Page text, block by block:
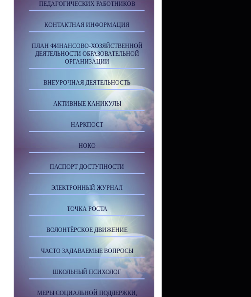
ПЕДАГОГИЧЕСКИХ РАБОТНИКОВ
КОНТАКТНАЯ ИНФОРМАЦИЯ
ПЛАН ФИНАНСОВО-ХОЗЯЙСТВЕННОЙ
ДЕЯТЕЛЬНОСТИ ОБРАЗОВАТЕЛЬНОЙ
ОРГАНИЗАЦИИ
ВНЕУРОЧНАЯ ДЕЯТЕЛЬНОСТЬ
АКТИВНЫЕ КАНИКУЛЫ
НАРКПОСТ
НОКО
ПАСПОРТ ДОСТУПНОСТИ
ЭЛЕКТРОННЫЙ ЖУРНАЛ
ТОЧКА РОСТА
ВОЛОНТЁРСКОЕ ДВИЖЕНИЕ
ЧАСТО ЗАДАВАЕМЫЕ ВОПРОСЫ
ШКОЛЬНЫЙ ПСИХОЛОГ
МЕРЫ СОЦИАЛЬНОЙ ПОДДЕРЖКИ,